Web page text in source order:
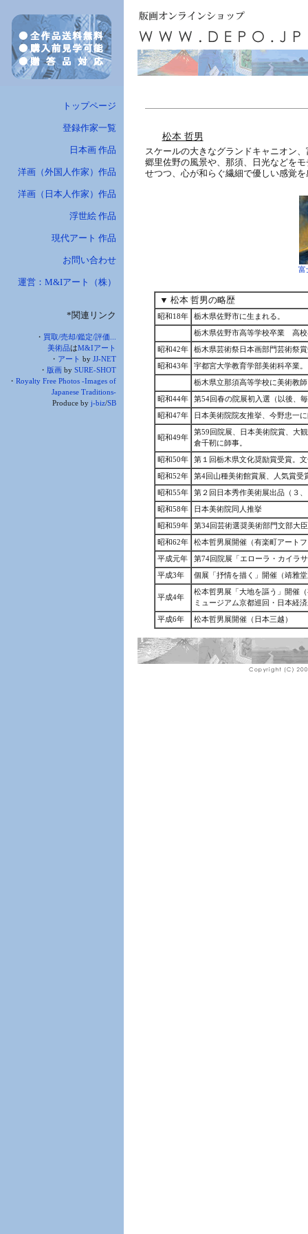
松本 哲男
スケールの大きなグランドキャニオン
郷里佐野の風景や、那須、日光などを
せつつ、心が和らぐ繊細で優しい感覚
富
▼ 松本 哲男の略歴
昭和18年 栃木県佐野市に生まれる。
栃木県佐野市高等学校卒業 高
昭和42年 栃木県芸術祭日本画部門芸術祭
昭和43年 宇都宮大学教育学部美術科卒業。
栃木県立那須高等学校に美術教
昭和44年 第54回春の院展初入選（以後、
昭和47年 日本美術院院友推挙、今野忠一
昭和49年
第59回院展、日本美術院賞、大
倉千靭に師事。
昭和50年 第１回栃木県文化奨励賞受賞。
昭和52年 第4回山種美術館賞展、人気賞受
昭和55年 第２回日本秀作美術展出品（３
昭和58年 日本美術院同人推挙
昭和59年 第34回芸術選奨美術部門文部大
昭和62年 松本哲男展開催（有楽町アート
平成元年 第74回院展「エローラ・カイラ
平成3年 個展「抒情を描く」開催（靖雅
平成4年
松本哲男展「大地を謳う」開催
ミュージアム京都巡回・日本経
平成6年 松本哲男展開催（日本三越）
トップページ
登録作家一覧
日本画 作品
洋画（外国人作家）作品
洋画（日本人作家）作品
浮世絵 作品
現代アート 作品
お問い合わせ
運営：M&Iアート（株）
*関連リンク
・ 買取/売却/鑑定/評価...
美術品はM&Iアート
・ アート by JJ-NET
・ 版画 by SURE-SHOT
・ Royalty Free Photos -Images of
Japanese Traditions-
Produce by j-biz/SB